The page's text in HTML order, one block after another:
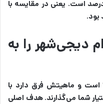
بازپرداخت تا ۶۰ ماه حدود ۳۷ درصد است. یعنی در مقایسه با
بود.
دیجی‌شهر را به
است و ماهیتش فرق دارد با
شما می‌گذارند. هدف اصلی